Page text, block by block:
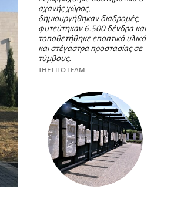
αχανής χώρος,
δημιουργήθηκαν διαδρομές,
φυτεύτηκαν 6.500 δένδρα και
τοποθετήθηκε εποπτικό υλικό
και στέγαστρα προστασίας σε
τύμβους.
THE LIFO TEAM